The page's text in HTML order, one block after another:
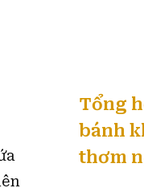
Tổng
bánh
thơm